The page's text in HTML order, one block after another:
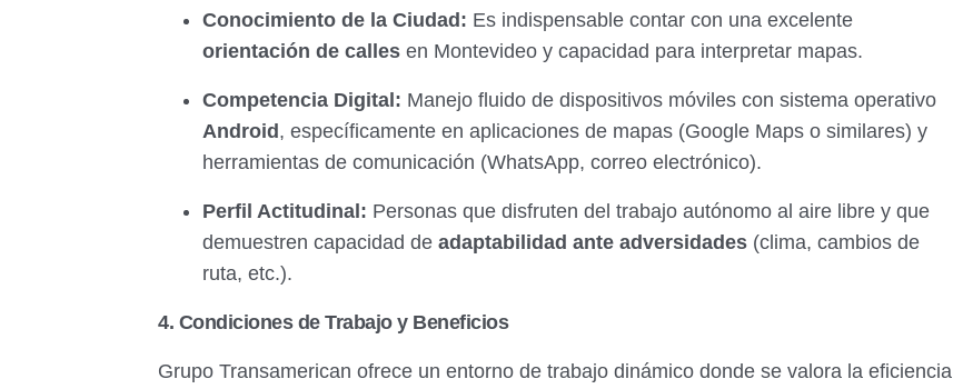
Conocimiento de la Ciudad: Es indispensable contar con una excelente
orientación de calles en Montevideo y capacidad para interpretar mapas.
Competencia Digital: Manejo fluido de dispositivos móviles con sistema operativo
Android , específicamente en aplicaciones de mapas (Google Maps o similares) y
herramientas de comunicación (WhatsApp, correo electrónico).
Perfil Actitudinal: Personas que disfruten del trabajo autónomo al aire libre y que
demuestren capacidad de adaptabilidad ante adversidades (clima, cambios de
ruta, etc.).
4. Condiciones de Trabajo y Beneficios
Grupo Transamerican ofrece un entorno de trabajo dinámico donde se valora la eficiencia